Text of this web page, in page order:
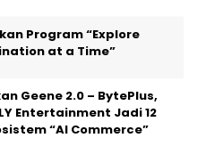
Program “Explore
at a Time”
Geene 2.0 – BytePlus,
Entertainment Jadi 12
“AI Commerce”